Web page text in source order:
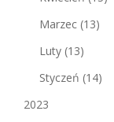
Marzec (13)
Luty (13)
Styczeń (14)
2023